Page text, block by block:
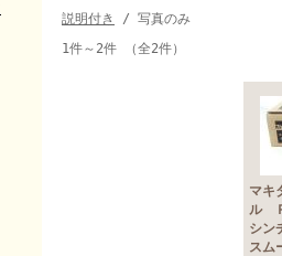
説明付き
/ 写真のみ
1件～2件 （全2件）
マキ
ル
シ
スム